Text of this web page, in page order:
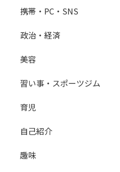
携帯・PC・SNS
政治・経済
美容
習い事・スポーツジム
育児
自己紹介
趣味